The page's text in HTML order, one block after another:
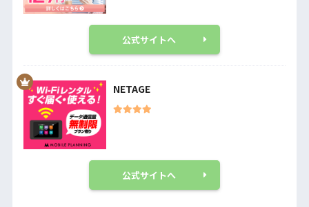
公式サイトへ
NETAGE
公式サイトへ